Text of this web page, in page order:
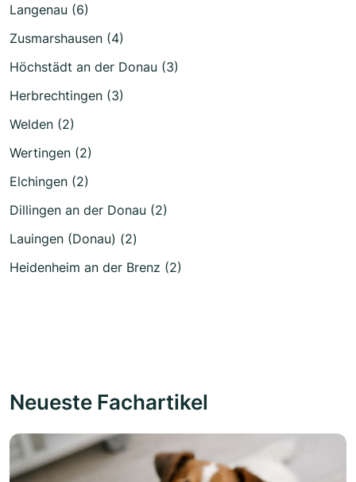
Langenau (6)
Zusmarshausen (4)
Höchstädt an der Donau (3)
Herbrechtingen (3)
Welden (2)
Wertingen (2)
Elchingen (2)
Dillingen an der Donau (2)
Lauingen (Donau) (2)
Heidenheim an der Brenz (2)
Neueste Fachartikel